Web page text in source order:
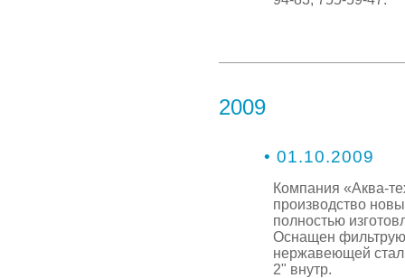
2009
• 01.10.2009
Компания «Аква-
производство
полностью
Оснащен
нержавеющей
2" внутр.